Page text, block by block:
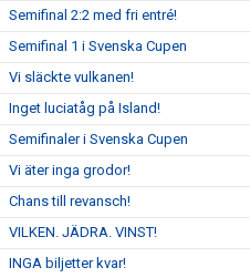
Semifinal 2:2 med fri entré!
Semifinal 1 i Svenska Cupen
Vi släckte vulkanen!
Inget luciatåg på Island!
Semifinaler i Svenska Cupen
Vi äter inga grodor!
Chans till revansch!
VILKEN. JÄDRA. VINST!
INGA biljetter kvar!